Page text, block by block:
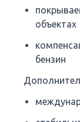
объектах
бензин